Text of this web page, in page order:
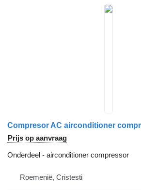
Prijs op aanvraag
Onderdeel - airconditioner compressor
Roemenië, Cristesti